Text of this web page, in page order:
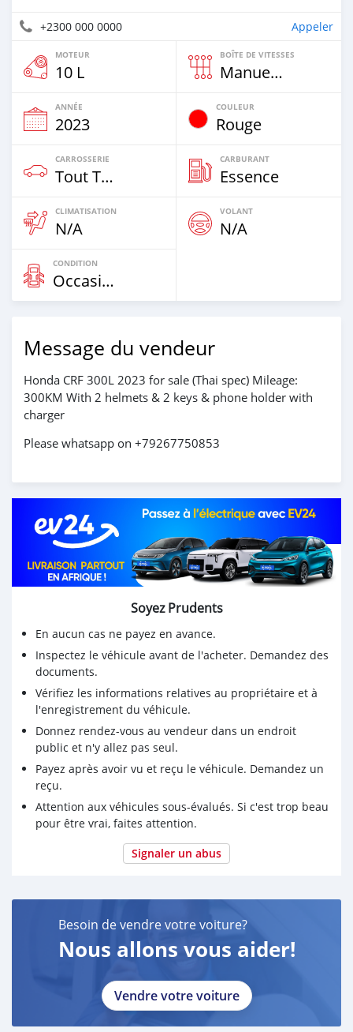
+2300 000 0000 Appeler
MOTEUR
10 L
BOÎTE DE VITESSES
Manuelle
ANNÉE
2023
COULEUR
Rouge
CARROSSERIE
Tout Terrain
CARBURANT
Essence
CLIMATISATION
N/A
VOLANT
N/A
CONDITION
Occasion
Message du vendeur
Honda CRF 300L 2023 for sale (Thai spec) Mileage:
300KM With 2 helmets & 2 keys & phone holder with
charger
Please whatsapp on +79267750853
Soyez Prudents
En aucun cas ne payez en avance.
Inspectez le véhicule avant de l'acheter. Demandez des
documents.
Vérifiez les informations relatives au propriétaire et à
l'enregistrement du véhicule.
Donnez rendez-vous au vendeur dans un endroit
public et n'y allez pas seul.
Payez après avoir vu et reçu le véhicule. Demandez un
reçu.
Attention aux véhicules sous-évalués. Si c'est trop beau
pour être vrai, faites attention.
Signaler un abus
Besoin de vendre votre voiture?
Nous allons vous aider!
Vendre votre voiture